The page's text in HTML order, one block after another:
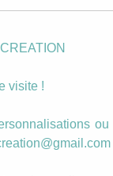
(2)
visite !